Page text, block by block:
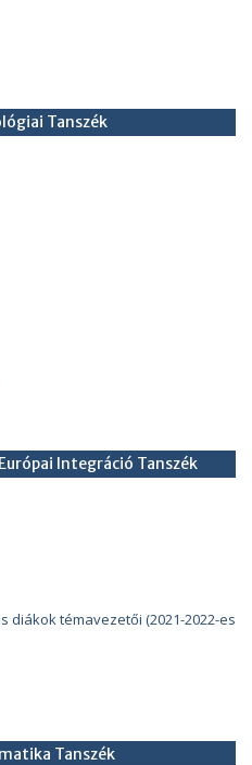
Tanszék
Integráció Tanszék
diákok témavezetői (2021-2022-es
Tanszék